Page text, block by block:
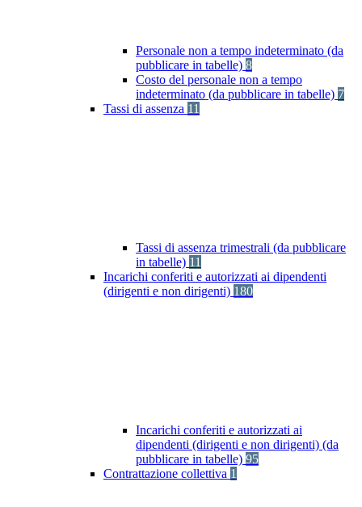
Personale non a tempo indeterminato (da
pubblicare in tabelle) 8
Costo del personale non a tempo
indeterminato (da pubblicare in tabelle) 7
Tassi di assenza 11
Tassi di assenza trimestrali (da pubblicare
in tabelle) 11
Incarichi conferiti e autorizzati ai dipendenti
(dirigenti e non dirigenti) 180
Incarichi conferiti e autorizzati ai
dipendenti (dirigenti e non dirigenti) (da
pubblicare in tabelle) 95
Contrattazione collettiva 1